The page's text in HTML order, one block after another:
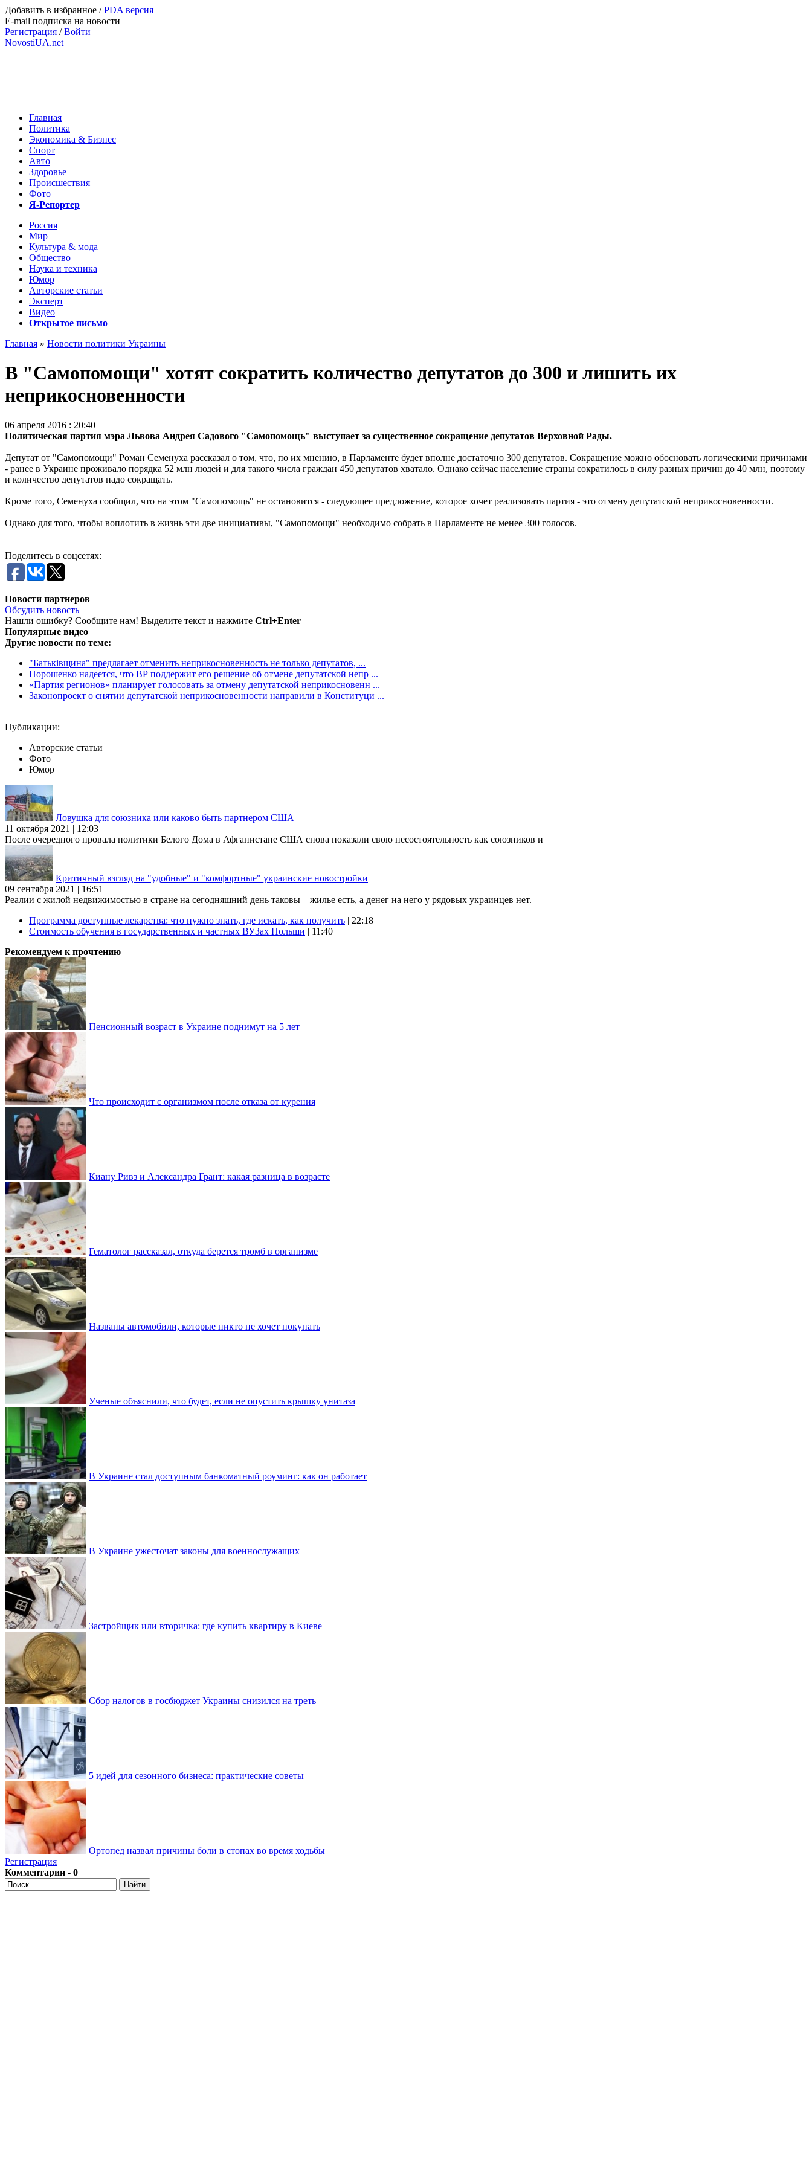
Добавить в избранное /PDA версия
E-mail подписка на новости
Регистрация /Войти
NovostiUA.net
Главная
Политика
Экономика & Бизнес
Спорт
Авто
Здоровье
Происшествия
Фото
Я-Репортер
Россия
Мир
Культура & мода
Общество
Наука и техника
Юмор
Авторские статьи
Эксперт
Видео
Открытое письмо
Главная » Новости политики Украины
В "Самопомощи" хотят сократить количество депутатов до 300 и лишить их
неприкосновенности
06 апреля 2016 : 20:40
Политическая партия мэра Львова Андрея Садового "Самопомощь" выступает за существенное сокращение депутатов Верховной Рады.
Депутат от "Самопомощи" Роман Семенуха рассказал о том, что, по их мнению, в Парламенте будет вполне достаточно 300 депутатов. Сокращение можно обосновать логическими причинами
- ранее в Украине проживало порядка 52 млн людей и для такого числа граждан 450 депутатов хватало. Однако сейчас население страны сократилось в силу разных причин до 40 млн, поэтому
и количество депутатов надо сокращать.
Кроме того, Семенуха сообщил, что на этом "Самопомощь" не остановится - следующее предложение, которое хочет реализовать партия - это отмену депутатской неприкосновенности.
Однако для того, чтобы воплотить в жизнь эти две инициативы, "Самопомощи" необходимо собрать в Парламенте не менее 300 голосов.
Поделитесь в соцсетях:
Новости партнеров
Обсудить новость
Нашли ошибку? Сообщите нам! Выделите текст и нажмите Ctrl+Enter
Популярные видео
Другие новости по теме:
"Батькiвщина" предлагает отменить неприкосновенность не только депутатов, ...
Порошенко надеется, что ВР поддержит его решение об отмене депутатской непр ...
«Партия регионов» планирует голосовать за отмену депутатской неприкосновенн ...
Законопроект о снятии депутатской неприкосновенности направили в Конституци ...
Публикации:
Авторские статьи
Фото
Юмор
Ловушка для союзника или каково быть партнером США
11 октября 2021 | 12:03
После очередного провала политики Белого Дома в Афганистане США снова показали свою несостоятельность как союзников и
Критичный взгляд на "удобные" и "комфортные" украинские новостройки
09 сентября 2021 | 16:51
Реалии с жилой недвижимостью в стране на сегодняшний день таковы – жилье есть, а денег на него у рядовых украинцев нет.
Программа доступные лекарства: что нужно знать, где искать, как получить | 22:18
Стоимость обучения в государственных и частных ВУЗах Польши | 11:40
Рекомендуем к прочтению
Пенсионный возраст в Украине поднимут на 5 лет
Что происходит с организмом после отказа от курения
Киану Ривз и Александра Грант: какая разница в возрасте
Гематолог рассказал, откуда берется тромб в организме
Названы автомобили, которые никто не хочет покупать
Ученые объяснили, что будет, если не опустить крышку унитаза
В Украине стал доступным банкоматный роуминг: как он работает
В Украине ужесточат законы для военнослужащих
Застройщик или вторичка: где купить квартиру в Киеве
Сбор налогов в госбюджет Украины снизился на треть
5 идей для сезонного бизнеса: практические советы
Ортопед назвал причины боли в стопах во время ходьбы
Регистрация
Комментарии - 0